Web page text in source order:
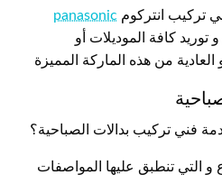
تركيب انتركوم panasonic
كافة الموديلات أو
العادية من هذه الماركة المميزة
فني تركيب بدالات الصباحية؟
و التي تنطبق عليها المواصفات